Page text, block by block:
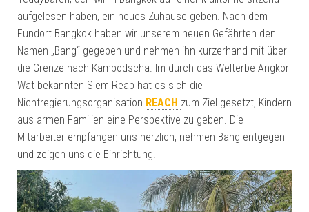
aufgelesen haben, ein neues Zuhause geben. Nach dem
Fundort Bangkok haben wir unserem neuen Gefährten den
Namen „Bang“ gegeben und nehmen ihn kurzerhand mit über
die Grenze nach Kambodscha. Im durch das Welterbe Angkor
Wat bekannten Siem Reap hat es sich die
Nichtregierungsorganisation REACH zum Ziel gesetzt, Kindern
aus armen Familien eine Perspektive zu geben. Die
Mitarbeiter empfangen uns herzlich, nehmen Bang entgegen
und zeigen uns die Einrichtung.